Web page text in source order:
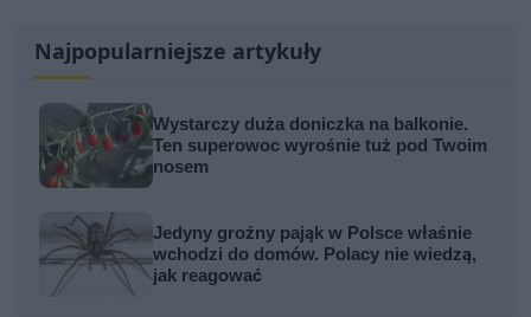
Najpopularniejsze artykuły
Wystarczy duża doniczka na balkonie.
Ten superowoc wyrośnie tuż pod Twoim
nosem
Jedyny groźny pająk w Polsce właśnie
wchodzi do domów. Polacy nie wiedzą,
jak reagować